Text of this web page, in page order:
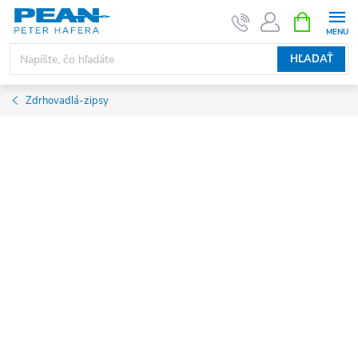
Prejsť
obsah
HĽADAŤ
KOŠÍK
Zdrhovadlá-zipsy